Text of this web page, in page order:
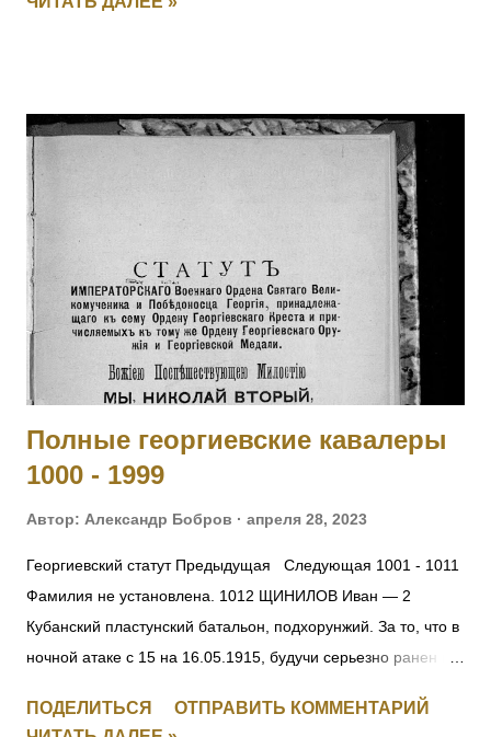
МОЛОТОВУ: для членов Политбюро ОБ ОСОБОМ
ИЛИ СОВЕРШЕНИИ ТЕРРОРИСТИЧЕСКИХ АКТОВ -
Постановление Президиума ЦИК СССР 1 декабря 1934 г. О
ВНЕСЕНИИ ИЗМЕНЕНИЙ В ДЕЙСТВУЮЩИЕ УГОЛОВНО-
ПРОЦЕССУАЛЬНЫЕ КОДЕКСЫ СОЮЗНЫХ РЕСПУБЛИК -
Постановление ЦИК и СНК СССР 1 декабря 1934 г.
Решение ЦК ВКП(б) от 2.07.37 г. 94. – ОБ
АНТИСОВЕТСКИХ ЭЛЕМЕНТАХ О ВНЕСЕНИИ
ИЗМЕНЕНИЙ В ДЕЙСТВУЮЩИЕ УГОЛОВНО-
ПРОЦЕССУАЛЬНЫЕ КОДЕКСЫ СОЮЗНЫХ РЕСПУБЛИК -
ОПЕРАЦИИ ПО РЕПРЕССИРОВАНИЮ БЫВШИХ КУЛАКОВ,
УГОЛОВНИКОВ И ДР. АНТИСОВЕТСКИХ ЭЛЕМЕНТОВ Из
Полные георгиевские кавалеры
1000 - 1999
Автор: Александр Бобров апреля 28, 2023
Георгиевский статут Предыдущая Следующая 1001 - 1011
Фамилия не установлена. 1012 ЩИНИЛОВ Иван — 2
Кубанский пластунский батальон, подхорунжий. За то, что в
ночной атаке с 15 на 16.05.1915, будучи серьезно ранен в
пулеметный огонь противника, первым взошел на
ПОДЕЛИТЬСЯ
ОТПРАВИТЬ КОММЕНТАРИЙ